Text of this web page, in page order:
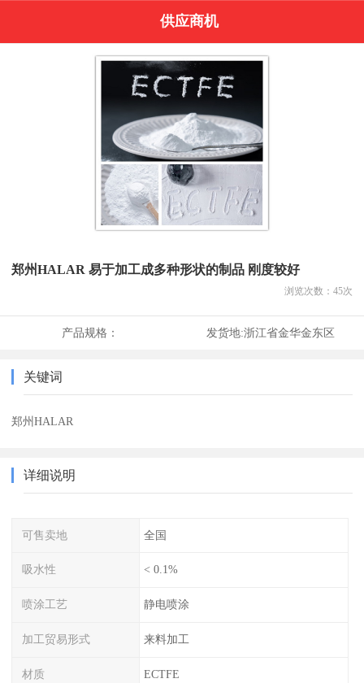
供应商机
郑州HALAR 易于加工成多种形状的制品 刚度较好
浏览次数： 45次
产品规格： 发货地:浙江省金华金东区
关键词
郑州HALAR
详细说明
可售卖地 全国
吸水性 < 0.1%
喷涂工艺 静电喷涂
加工贸易形式 来料加工
材质 ECTFE